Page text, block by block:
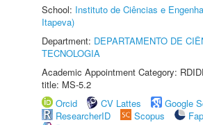
School: Instituto de Ciências e
Itapeva)
Department: DEPARTAMENTO DE
TECNOLOGIA
Academic Appointment Category:
title: MS-5.2
Orcid
CV Lattes
Google
ResearcherID
Scopus